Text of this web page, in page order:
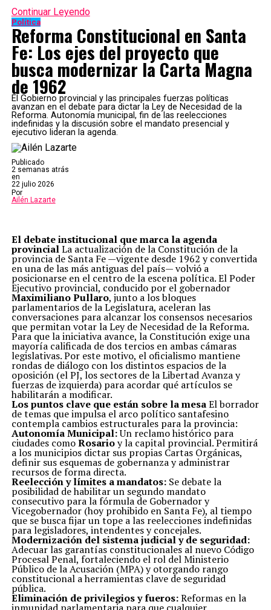
Continuar Leyendo
Política
Reforma Constitucional en Santa
Fe: Los ejes del proyecto que
busca modernizar la Carta Magna
de 1962
El Gobierno provincial y las principales fuerzas políticas
avanzan en el debate para dictar la Ley de Necesidad de la
Reforma. Autonomía municipal, fin de las reelecciones
indefinidas y la discusión sobre el mandato presencial y
ejecutivo lideran la agenda.
Publicado
2 semanas atrás
en
22 julio 2026
Por
Ailén Lazarte
El debate institucional que marca la agenda
provincialLa actualización de la Constitución de la
provincia de Santa Fe —vigente desde 1962 y convertida
en una de las más antiguas del país— volvió a
posicionarse en el centro de la escena política. El Poder
Ejecutivo provincial, conducido por el gobernador
Maximiliano Pullaro, junto a los bloques
parlamentarios de la Legislatura, aceleran las
conversaciones para alcanzar los consensos necesarios
que permitan votar la Ley de Necesidad de la Reforma.
Para que la iniciativa avance, la Constitución exige una
mayoría calificada de dos tercios en ambas cámaras
legislativas. Por este motivo, el oficialismo mantiene
rondas de diálogo con los distintos espacios de la
oposición (el PJ, los sectores de la Libertad Avanza y
fuerzas de izquierda) para acordar qué artículos se
habilitarán a modificar.
Los puntos clave que están sobre la mesaEl borrador
de temas que impulsa el arco político santafesino
contempla cambios estructurales para la provincia:
Autonomía Municipal:Un reclamo histórico para
ciudades comoRosarioy la capital provincial. Permitirá
a los municipios dictar sus propias Cartas Orgánicas,
definir sus esquemas de gobernanza y administrar
recursos de forma directa.
Reelección y límites a mandatos:Se debate la
posibilidad de habilitar un segundo mandato
consecutivo para la fórmula de Gobernador y
Vicegobernador (hoy prohibido en Santa Fe), al tiempo
que se busca fijar un tope a las reelecciones indefinidas
para legisladores, intendentes y concejales.
Modernización del sistema judicial y de seguridad:
Adecuar las garantías constitucionales al nuevo Código
Procesal Penal, fortaleciendo el rol del Ministerio
Público de la Acusación (MPA) y otorgando rango
constitucional a herramientas clave de seguridad
pública.
Eliminación de privilegios y fueros:Reformas en la